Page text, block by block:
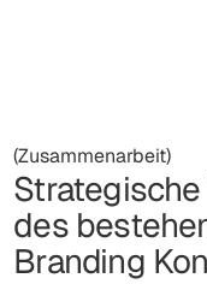
(Zusammenarbeit)
des
Branding